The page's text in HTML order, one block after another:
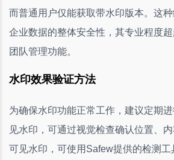
而普通用户仅能获取带水印版本。这
企业数据的整体安全性，其专业程度
团队管理功能。
水印效果验证方法
为确保水印功能正常工作，建议定期
见水印，可通过视觉检查确认位置、
可见水印，可使用Safew提供的检测